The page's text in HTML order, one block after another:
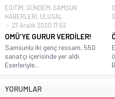
EĞİTİM, GÜNDEM, SAMSUN
HABERLERİ, ULUSAL
27 Aralık 2020 17:52
OMÜ’YE GURUR VERDİLER!
Samsunlu iki genç ressam, 550
sanatçı içerisinde yer aldı.
Eserleriyle...
YORUMLAR